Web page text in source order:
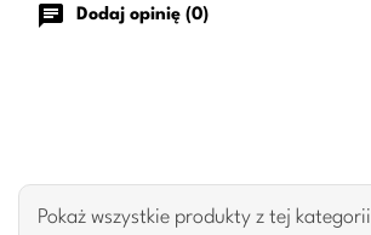
chat Dodaj opinię (0)
Pokaż wszystkie produkty z tej kategorii